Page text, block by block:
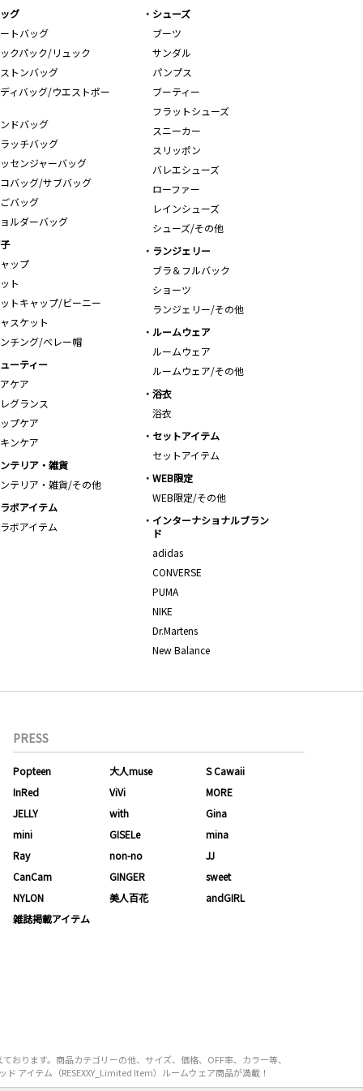
グ
トバッグ
クパック/リュック
トンバッグ
ィバッグ/ウエストポー
ドバッグ
ッチバッグ
センジャーバッグ
バッグ/サブバッグ
バッグ
ルダーバッグ
シューズ
ブーツ
サンダル
パンプス
ブーティー
フラットシューズ
スニーカー
スリッポン
バレエシューズ
ローファー
レインシューズ
シューズ/その他
ップ
ト
トキャップ/ビーニー
スケット
チング/ベレー帽
ランジェリー
ブラ＆フルバック
ショーツ
ランジェリー/その他
ルームウェア
ルームウェア
ルームウェア/その他
ーティー
ケア
グランス
プケア
ンケア
浴衣
浴衣
セットアイテム
セットアイテム
テリア・雑貨
テリア・雑貨/その他
WEB限定
WEB限定/その他
ボアイテム
ボアイテム
インターナショナルブラン
ド
adidas
CONVERSE
PUMA
NIKE
Dr.Martens
New Balance
PRESS
Popteen 大人muse
S Cawaii
InRed
ViVi
MORE
JELLY
with
Gina
mini
GISELe
mina
Ray
non-no
JJ
CanCam
GINGER
sweet
NYLON
美人百花
andGIRL
雑誌掲載アイテム
おります。商品カテゴリーの他、サイズ、価格、OFF率、カラー等、
アイテム（RESEXXY_Limited Item）ルームウェア商品が満載！